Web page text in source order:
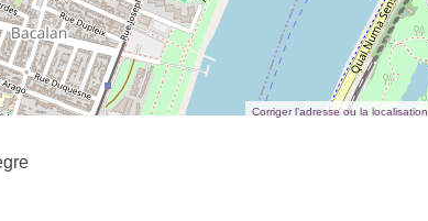
Corriger l’adresse ou la localisation